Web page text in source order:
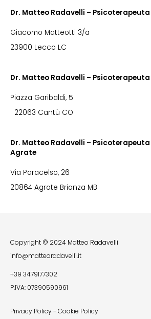
Dr. Matteo Radavelli – Psicoterapeuta
Giacomo Matteotti 3/a
23900 Lecco LC
Dr. Matteo Radavelli –
Piazza Garibaldi, 5
22063 Cantù CO
Dr. Matteo Radavelli – Psicoterapeuta
Agrate
Via Paracelso, 26
20864 Agrate Brianza MB
Copyright © 2024 Matteo Radavelli
info@matteoradavelli.it
+39 3479177302
P.IVA: 07390590961
Privacy Policy- Cookie Policy